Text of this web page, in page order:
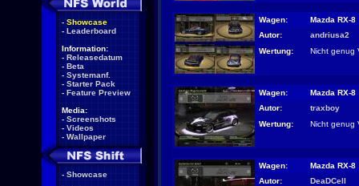
- Showcase
- Leaderboard
Information:
- Releasedatum
- Beta
- Systemanf.
- Starter Pack
- Feature Preview
Media:
- Screenshots
- Videos
- Wallpaper
- Showcase
Wagen:
Mazda RX-8
Autor:
andriusa2
Wertung:
Nicht genug
Wagen:
Mazda RX-8
Autor:
traxboy
Wertung:
Nicht genug
Wagen:
Mazda RX-8
Autor:
DeaDCell